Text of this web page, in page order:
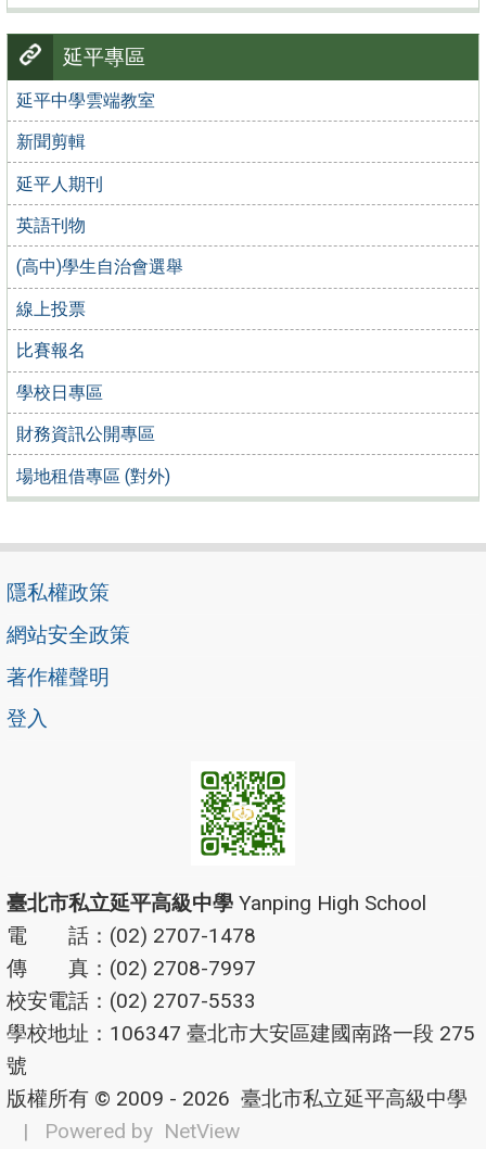
延平專區
延平中學雲端教室
新聞剪輯
延平人期刊
英語刊物
(高中)學生自治會選舉
線上投票
比賽報名
學校日專區
財務資訊公開專區
場地租借專區 (對外)
隱私權政策
網站安全政策
著作權聲明
登入
臺北市私立延平高級中學 Yanping High School
電 話：(02) 2707-1478
傳 真：(02) 2708-7997
校安電話：(02) 2707-5533
學校地址：106347 臺北市大安區建國南路一段 275
號
版權所有 © 2009 - 2026 臺北市私立延平高級中學
| Powered by NetView